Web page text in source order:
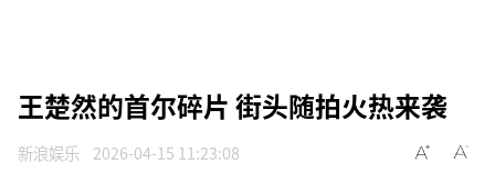
王楚然的首尔碎片 街头随拍火热来袭
新浪娱乐 2026-04-15 11:23:08